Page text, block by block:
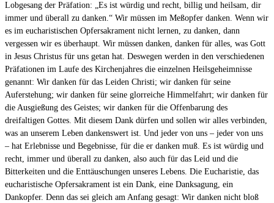
Lobgesang der Präfation: „Es ist würdig und recht, billig und heilsam, dir
immer und überall zu danken.“ Wir müssen im Meßopfer danken. Wenn wir
es im eucharistischen Opfersakrament nicht lernen, zu danken, dann
vergessen wir es überhaupt. Wir müssen danken, danken für alles, was Gott
in Jesus Christus für uns getan hat. Deswegen werden in den verschiedenen
Präfationen im Laufe des Kirchenjahres die einzelnen Heilsgeheimnisse
genannt: Wir danken für das Leiden Christi; wir danken für seine
Auferstehung; wir danken für seine glorreiche Himmelfahrt; wir danken für
die Ausgießung des Geistes; wir danken für die Offenbarung des
dreifaltigen Gottes. Mit diesem Dank dürfen und sollen wir alles verbinden,
was an unserem Leben dankenswert ist. Und jeder von uns – jeder von uns
– hat Erlebnisse und Begebnisse, für die er danken muß. Es ist würdig und
recht, immer und überall zu danken, also auch für das Leid und die
Bitterkeiten und die Enttäuschungen unseres Lebens. Die Eucharistie, das
eucharistische Opfersakrament ist ein Dank, eine Danksagung, ein
Dankopfer. Denn das sei gleich am Anfang gesagt: Wir danken nicht bloß